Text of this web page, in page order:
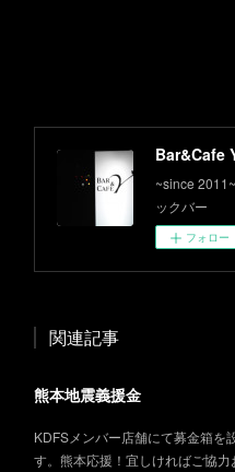
Bar&Cafe
~since
ックバー
フォロー
関連記事
熊本地震義援金
KDFSメンバー店舗にて募金箱を
す。熊本応援！宜しければご協